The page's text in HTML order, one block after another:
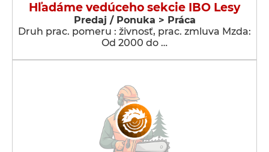
Hľadáme vedúceho sekcie IBO Lesy
Predaj / Ponuka > Práca
Druh prac. pomeru : živnosť, prac. zmluva Mzda:
Od 2000 do …